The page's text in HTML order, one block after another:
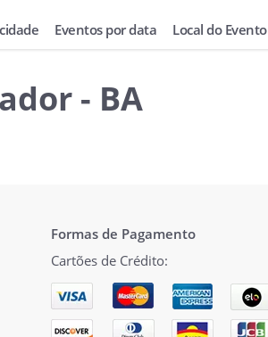
Eventos por data Local do Evento
- BA
Formas de Pagamento
Cartões de Crédito: